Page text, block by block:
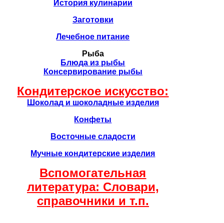
История кулинарии
Заготовки
Лечебное питание
Рыба
Блюда из рыбы
Консервирование рыбы
Кондитерское искусство:
Шоколад и шоколадные изделия
Конфеты
Восточные сладости
Мучные кондитерские изделия
Вспомогательная
литература: Словари,
справочники и т.п.